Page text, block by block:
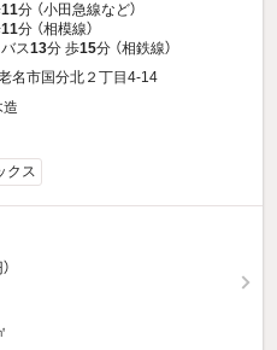
11分 （小田急線など）
11分 （相模線）
ス13分 歩15分 （相鉄線）
名市国分北２丁目4-14
造
クス